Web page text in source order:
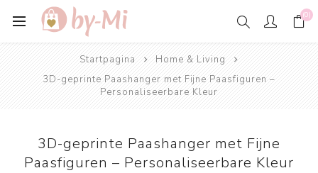
(0)
Startpagina
Home & Living
3D-geprinte Paashanger met Fijne Paasfiguren –
Personaliseerbare Kleur
3D-geprinte Paashanger met Fijne
Paasfiguren – Personaliseerbare Kleur